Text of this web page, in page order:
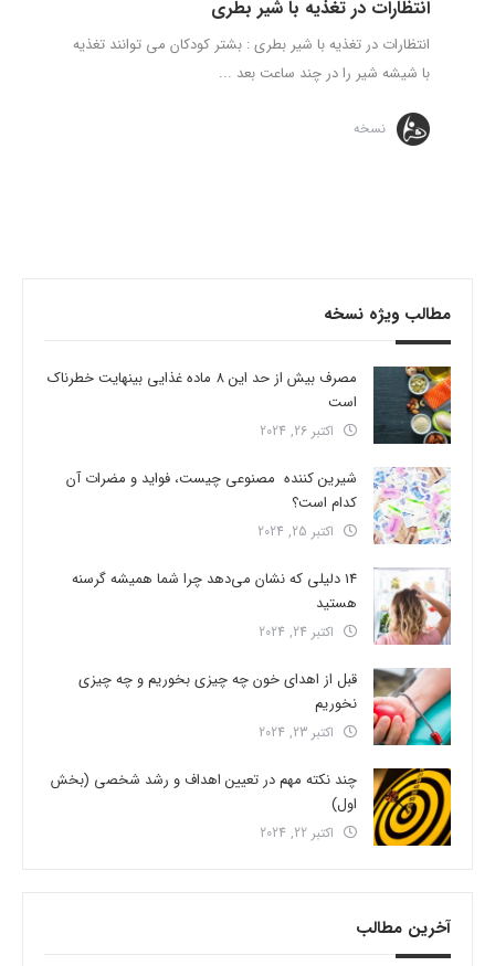
انتظارات در تغذیه با شیر بطری
انتظارات در تغذیه با شیر بطری : بشتر کودکان می توانند تغذیه
با شیشه شیر را در چند ساعت بعد ...
نسخه
مطالب ویژه نسخه
مصرف بیش از حد این 8 ماده غذایی بینهایت خطرناک
است
اکتبر 26, 2024
شیرین کننده مصنوعی چیست، فواید و مضرات آن
کدام است؟
اکتبر 25, 2024
14 دلیلی که نشان می‌دهد چرا شما همیشه گرسنه
هستید
اکتبر 24, 2024
قبل از اهدای خون چه چیزی بخوریم و چه چیزی
نخوریم
اکتبر 23, 2024
چند نکته مهم در تعیین اهداف و رشد شخصی (بخش
اول)
اکتبر 22, 2024
آخرین مطالب